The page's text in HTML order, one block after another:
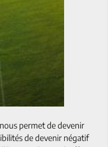
permet de devenir
de devenir négatif